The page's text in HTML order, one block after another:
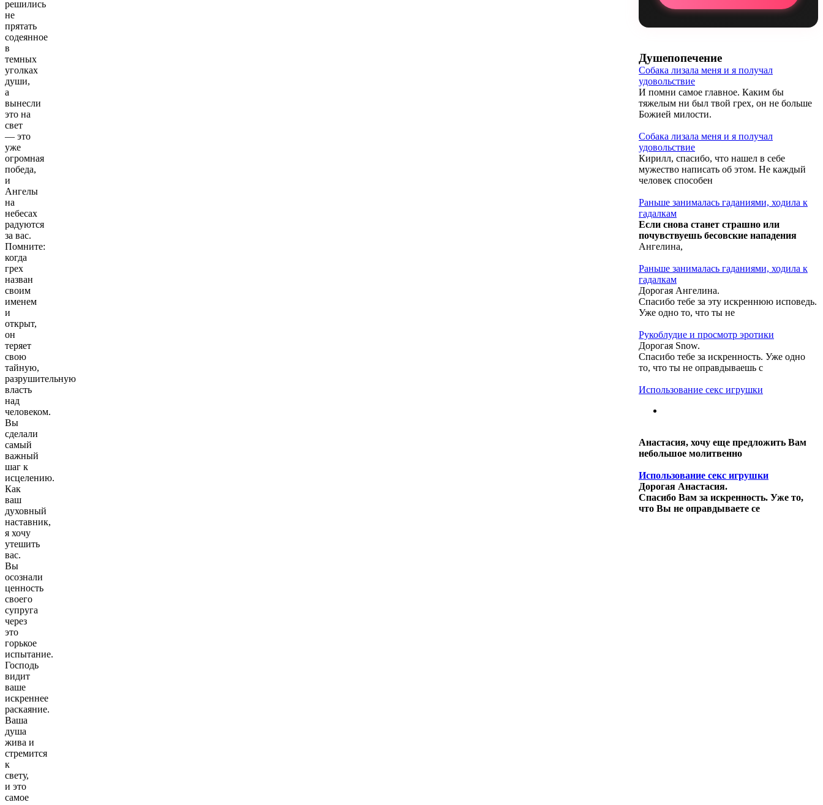
решились
не
прятать
содеянное
в
темных
уголках
души,
а
вынесли
это на
свет
— это
уже
огромная
победа,
и
Ангелы
на
небесах
радуются
за вас.
Помните:
когда
грех
назван
своим
именем
и
открыт,
он
теряет
свою
тайную,
разрушительную
власть
над
человеком.
Вы
сделали
самый
важный
шаг к
исцелению.
Как
ваш
духовный
наставник,
я хочу
утешить
вас.
Вы
осознали
ценность
своего
супруга
через
это
горькое
испытание.
Господь
видит
ваше
искреннее
раскаяние.
Ваша
душа
жива и
стремится
к
свету,
и это
самое
Душепопечение
Собака лизала меня и я получал
удовольствие
И помни самое главное. Каким бы
тяжелым ни был твой грех, он не больше
Божией милости.
Собака лизала меня и я получал
удовольствие
Кирилл, спасибо, что нашел в себе
мужество написать об этом. Не каждый
человек способен
Раньше занималась гаданиями, ходила к
гадалкам
Если снова станет страшно или
почувствуешь бесовские нападения
Ангелина,
Раньше занималась гаданиями, ходила к
гадалкам
Дорогая Ангелина.
Спасибо тебе за эту искреннюю исповедь.
Уже одно то, что ты не
Рукоблудие и просмотр эротики
Дорогая Snow.
Спасибо тебе за искренность. Уже одно
то, что ты не оправдываешь с
Использование секс игрушки
Анастасия, хочу еще предложить Вам
небольшое молитвенно
Использование секс игрушки
Дорогая Анастасия.
Спасибо Вам за искренность. Уже то,
что Вы не оправдываете се